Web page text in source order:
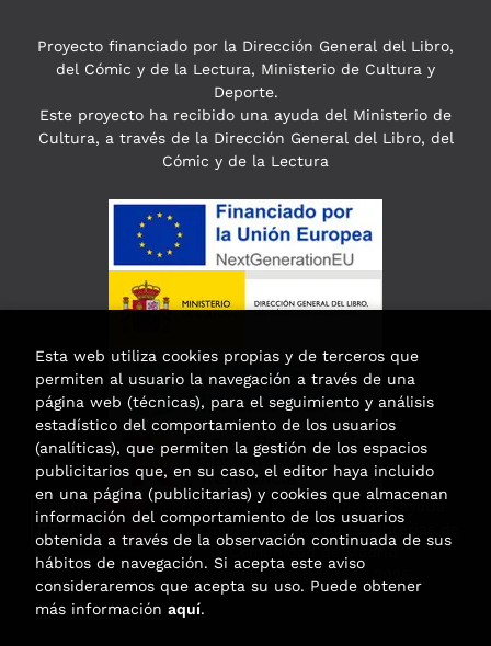
Proyecto financiado por la Dirección General del Libro,
del Cómic y de la Lectura, Ministerio de Cultura y
Deporte.
Este proyecto ha recibido una ayuda del Ministerio de
Cultura, a través de la Dirección General del Libro, del
Cómic y de la Lectura
Esta actividad ha recibido una ayuda
para la modernización de las librerías de
la Comunidad de Madrid
correspondiente al año 2025.
Esta web utiliza cookies propias y de terceros que
permiten al usuario la navegación a través de una
página web (técnicas), para el seguimiento y análisis
estadístico del comportamiento de los usuarios
(analíticas), que permiten la gestión de los espacios
publicitarios que, en su caso, el editor haya incluido
en una página (publicitarias) y cookies que almacenan
información del comportamiento de los usuarios
obtenida a través de la observación continuada de sus
hábitos de navegación. Si acepta este aviso
consideraremos que acepta su uso. Puede obtener
más información aquí.